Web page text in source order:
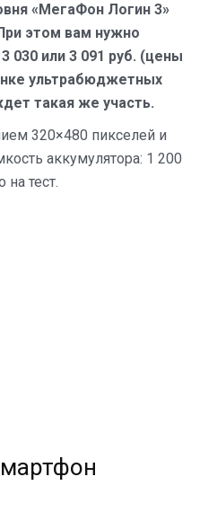
«МегаФон Логин 3»
этом вам нужно
030 или 3 091 руб. (цены
ультрабюджетных
такая же участь.
320×480 пикселей и
аккумулятора: 1 200
тест.